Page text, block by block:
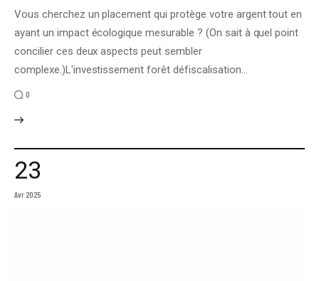
Vous cherchez un placement qui protège votre argent tout en
ayant un impact écologique mesurable ? (On sait à quel point
concilier ces deux aspects peut sembler
complexe.)L'investissement forêt défiscalisation…
0
23
Avr 2025